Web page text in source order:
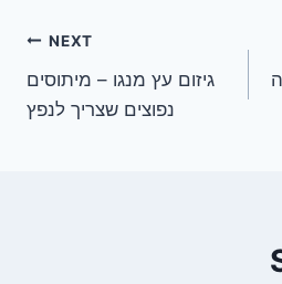
NEXT
גיזום עץ מנגו – מיתוסים
נפוצים שצריך לנפץ